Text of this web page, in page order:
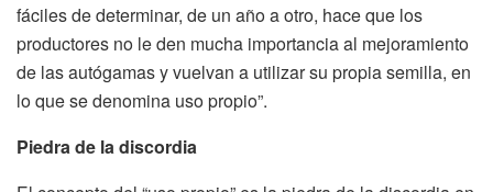
fáciles de determinar, de un año a otro, hace que los
productores no le den mucha importancia al mejoramiento
de las autógamas y vuelvan a utilizar su propia semilla, en
lo que se denomina uso propio”.
Piedra de la discordia